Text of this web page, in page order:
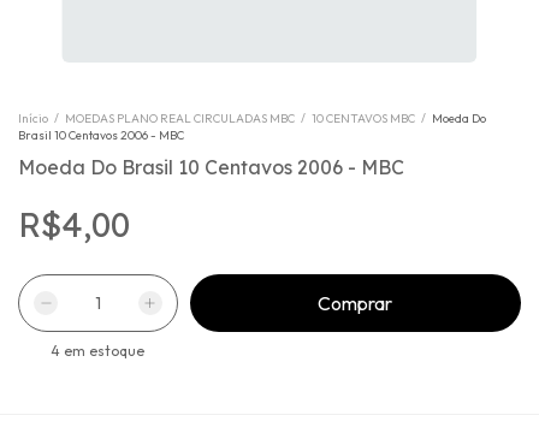
Início / MOEDAS PLANO REAL CIRCULADAS MBC / 10 CENTAVOS MBC / Moeda Do
Brasil 10 Centavos 2006 - MBC
Moeda Do Brasil 10 Centavos 2006 - MBC
R$4,00
4 em estoque